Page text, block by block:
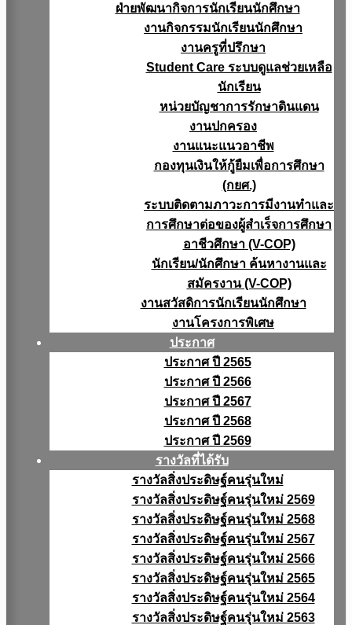
ฝ่ายพัฒนากิจการนักเรียนนักศึกษา
งานกิจกรรมนักเรียนนักศึกษา
งานครูที่ปรึกษา
Student Care ระบบดูแลช่วยเหลือ
นักเรียน
หน่วยบัญชาการรักษาดินแดน
งานปกครอง
งานแนะแนวอาชีพ
กองทุนเงินให้กู้ยืมเพื่อการศึกษา
(กยศ.)
ระบบติดตามภาวะการมีงานทำและ
การศึกษาต่อของผู้สำเร็จการศึกษา
อาชีวศึกษา (V-COP)
นักเรียน/นักศึกษา ค้นหางานและ
สมัครงาน (V-COP)
งานสวัสดิการนักเรียนนักศึกษา
งานโครงการพิเศษ
ประกาศ
ประกาศ ปี 2565
ประกาศ ปี 2566
ประกาศ ปี 2567
ประกาศ ปี 2568
ประกาศ ปี 2569
รางวัลที่ได้รับ
รางวัลสิ่งประดิษฐ์คนรุ่นใหม่
รางวัลสิ่งประดิษฐ์คนรุ่นใหม่ 2569
รางวัลสิ่งประดิษฐ์คนรุ่นใหม่ 2568
รางวัลสิ่งประดิษฐ์คนรุ่นใหม่ 2567
รางวัลสิ่งประดิษฐ์คนรุ่นใหม่ 2566
รางวัลสิ่งประดิษฐ์คนรุ่นใหม่ 2565
รางวัลสิ่งประดิษฐ์คนรุ่นใหม่ 2564
รางวัลสิ่งประดิษฐ์คนรุ่นใหม่ 2563